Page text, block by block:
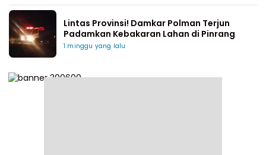
Lintas Provinsi! Damkar Polman Terjun
Padamkan Kebakaran Lahan di Pinrang
1 minggu yang lalu